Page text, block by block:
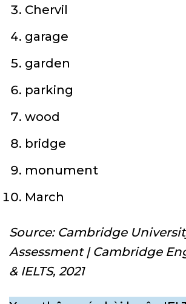
Chervil
garage
garden
parking
wood
bridge
monument
March
Source: Cambridge
Assessment | Cambridge
& IELTS, 2021